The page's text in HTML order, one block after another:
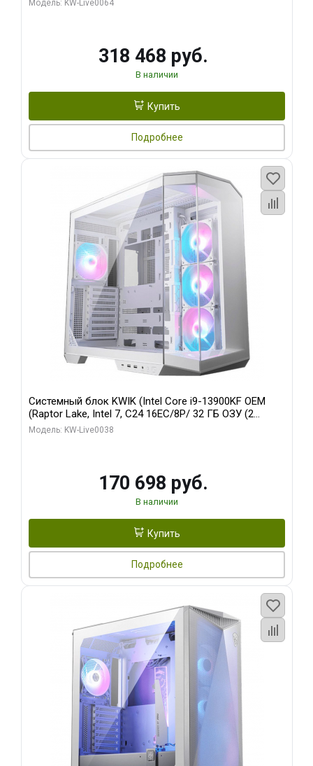
Модель: KW-Live0064
318 468 руб.
В наличии
Купить
Подробнее
Системный блок KWIK (Intel Core i9-13900KF OEM
(Raptor Lake, Intel 7, C24 16EC/8P/ 32 ГБ ОЗУ (2
модуля)/ Gigabyte RX9070XT GAMING OC 16GB GDDR6
Модель: KW-Live0038
170 698 руб.
В наличии
Купить
Подробнее